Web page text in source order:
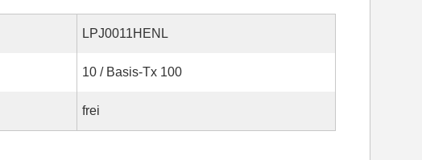
LPJ0011HENL
10 / Basis-Tx 100
frei